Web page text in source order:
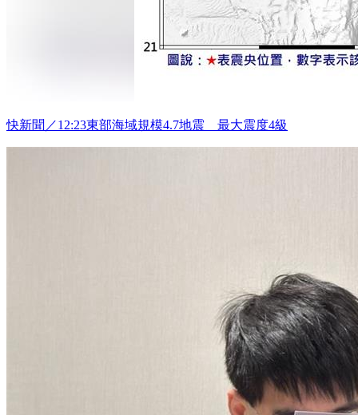
快新聞／12:23東部海域規模4.7地震 最大震度4級